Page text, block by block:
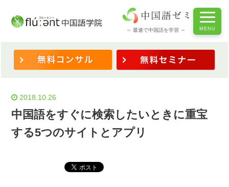
～ 最速で中国語を学習 ～
◇メール・電話表現・パソコン/
中国語をすぐに検索したいときに重宝する5つのサイトとアプリ
2018.10.26
中国語をすぐに検索したいときに重宝
する5つのサイトとアプリ